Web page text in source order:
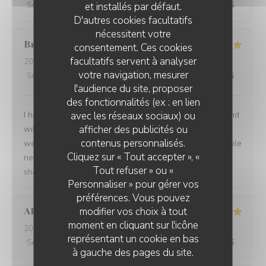
et installés par défaut.
D'autres cookies facultatifs
nécessitent votre
consentement. Ces cookies
facultatifs servent à analyser
votre navigation, mesurer
l'audience du site, proposer
des fonctionnalités (ex : en lien
avec les réseaux sociaux) ou
afficher des publicités ou
contenus personnalisés.
Cliquez sur « Tout accepter », «
Tout refuser » ou «
Personnaliser » pour gérer vos
préférences. Vous pouvez
modifier vos choix à tout
moment en cliquant sur l'icône
représentant un cookie en bas
à gauche des pages du site.
Service Ambiance:5/5 Cuisine:5/5 Qualité / Prix /5
Brian
2026-07-24
- 19:00 - Couverts 1
Service
Ambiance:5/5 Cuisine :5/5 Qualité / Prix /5
I had another very enjoyable meal at Le P’Tit Troquet and
will certainly return in the future. The food and service
were very good as always and I had the benefit of a table
next to an open window, which zi found very pleasant. I
shall return on my next visit to Paris.
Alexandra B
2026-07-28
- 19:00 - Couverts 2
Service
/5 Ambiance:5 /5 Cuisine: 5/5 Qualité / Prix /5